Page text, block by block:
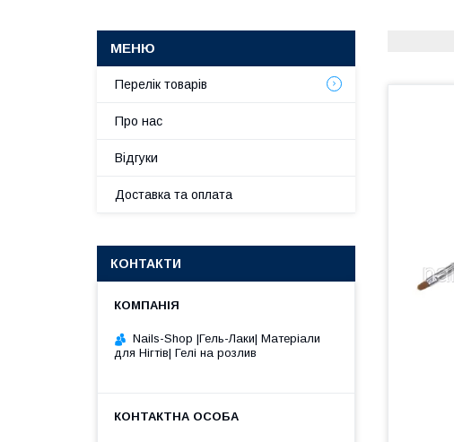
Перелік товарів
Про нас
Відгуки
Доставка та оплата
КОНТАКТИ
Nails-Shop |Гель-Лаки| Матеріали
для Нігтів| Гелі на розлив